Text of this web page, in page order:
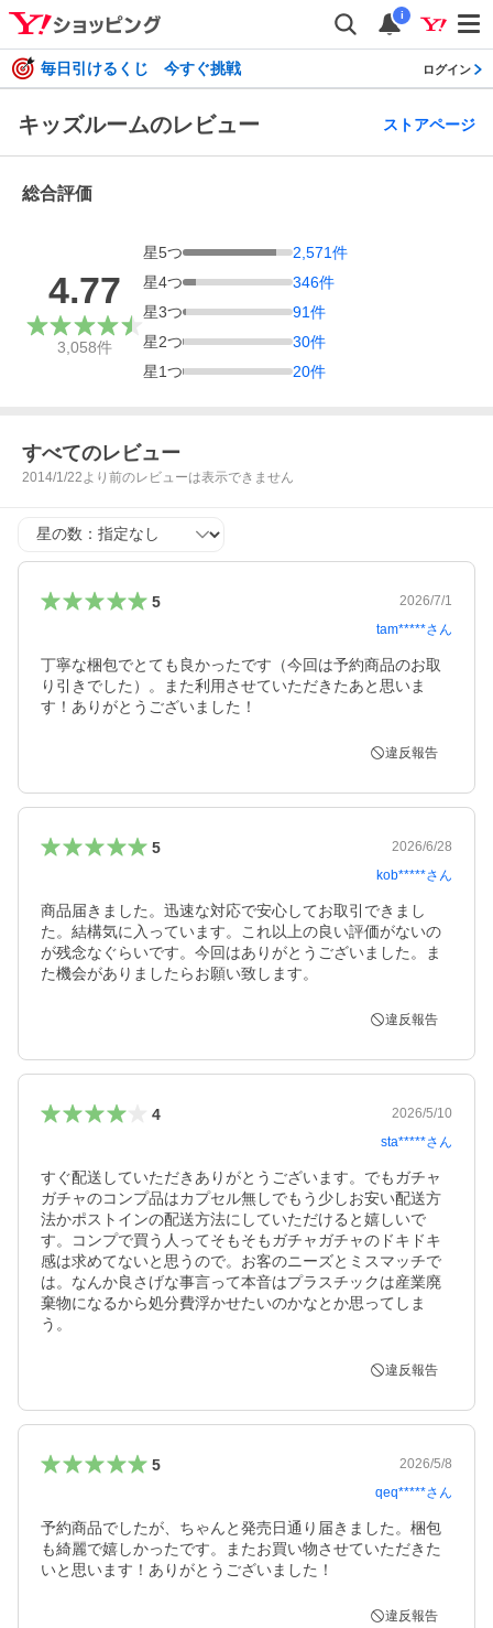
i
毎日引けるくじ 今すぐ挑戦 ログイン
キッズルームのレビュー ストアページ
総合評価
4.77
3,058件
星5つ 2,571件
星4つ 346件
星3つ 91件
星2つ 30件
星1つ 20件
すべてのレビュー
2014/1/22より前のレビューは表示できません
星の数
5
2026/7/1
tam*****さん
丁寧な梱包でとても良かったです（今回は予約商品のお取
り引きでした）。また利用させていただきたあと思いま
す！ありがとうございました！
違反報告
5
2026/6/28
kob*****さん
商品届きました。迅速な対応で安心してお取引できまし
た。結構気に入っています。これ以上の良い評価がないの
が残念なぐらいです。今回はありがとうございました。ま
た機会がありましたらお願い致します。
違反報告
4
2026/5/10
sta*****さん
すぐ配送していただきありがとうございます。でもガチャ
ガチャのコンプ品はカプセル無しでもう少しお安い配送方
法かポストインの配送方法にしていただけると嬉しいで
す。コンプで買う人ってそもそもガチャガチャのドキドキ
感は求めてないと思うので。お客のニーズとミスマッチで
は。なんか良さげな事言って本音はプラスチックは産業廃
棄物になるから処分費浮かせたいのかなとか思ってしま
う。
違反報告
5
2026/5/8
qeq*****さん
予約商品でしたが、ちゃんと発売日通り届きました。梱包
も綺麗で嬉しかったです。またお買い物させていただきた
いと思います！ありがとうございました！
違反報告